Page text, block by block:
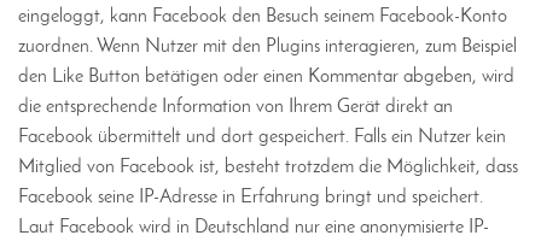
eingeloggt, kann Facebook den Besuch seinem Facebook-Konto
zuordnen. Wenn Nutzer mit den Plugins interagieren, zum Beispiel
den Like Button betätigen oder einen Kommentar abgeben, wird
die entsprechende Information von Ihrem Gerät direkt an
Facebook übermittelt und dort gespeichert. Falls ein Nutzer kein
Mitglied von Facebook ist, besteht trotzdem die Möglichkeit, dass
Facebook seine IP-Adresse in Erfahrung bringt und speichert.
Laut Facebook wird in Deutschland nur eine anonymisierte IP-